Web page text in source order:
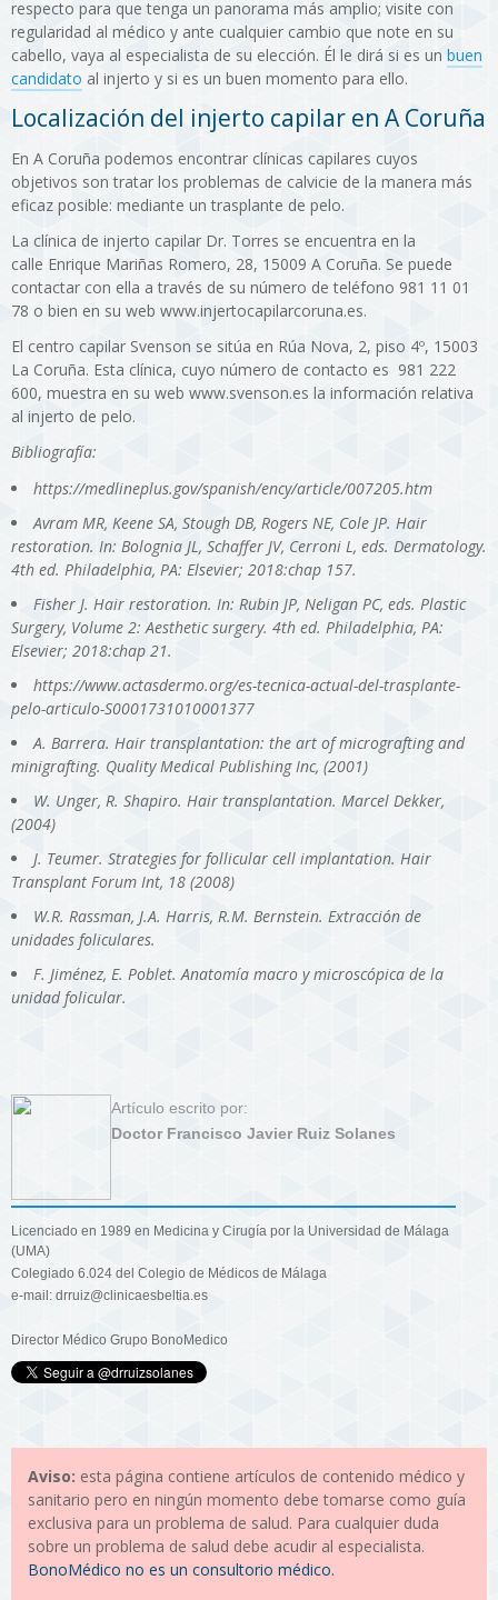
respecto para que tenga un panorama más amplio; visite con
regularidad al médico y ante cualquier cambio que note en su
cabello, vaya al especialista de su elección. Él le dirá si es un buen
candidato al injerto y si es un buen momento para ello.
Localización del injerto capilar en A Coruña
En A Coruña podemos encontrar clínicas capilares cuyos
objetivos son tratar los problemas de calvicie de la manera más
eficaz posible: mediante un trasplante de pelo.
La clínica de injerto capilar Dr. Torres se encuentra en la
calle Enrique Mariñas Romero, 28, 15009 A Coruña. Se puede
contactar con ella a través de su número de teléfono 981 11 01
78 o bien en su web www.injertocapilarcoruna.es.
El centro capilar Svenson se sitúa en Rúa Nova, 2, piso 4º, 15003
La Coruña. Esta clínica, cuyo número de contacto es 981 222
600, muestra en su web www.svenson.es la información relativa
al injerto de pelo.
Bibliografía:
https://medlineplus.gov/spanish/ency/article/007205.htm
Avram MR, Keene SA, Stough DB, Rogers NE, Cole JP. Hair
restoration. In: Bolognia JL, Schaffer JV, Cerroni L, eds. Dermatology.
4th ed. Philadelphia, PA: Elsevier; 2018:chap 157.
Fisher J. Hair restoration. In: Rubin JP, Neligan PC, eds. Plastic
Surgery, Volume 2: Aesthetic surgery. 4th ed. Philadelphia, PA:
Elsevier; 2018:chap 21.
https://www.actasdermo.org/es-tecnica-actual-del-trasplante-
pelo-articulo-S0001731010001377
A. Barrera. Hair transplantation: the art of micrografting and
minigrafting. Quality Medical Publishing Inc, (2001)
W. Unger, R. Shapiro. Hair transplantation. Marcel Dekker,
(2004)
J. Teumer. Strategies for follicular cell implantation. Hair
Transplant Forum Int, 18 (2008)
W.R. Rassman, J.A. Harris, R.M. Bernstein. Extracción de
unidades foliculares.
F. Jiménez, E. Poblet. Anatomía macro y microscópica de la
unidad folicular.
Artículo escrito por:
Doctor Francisco Javier Ruiz Solanes
Licenciado en 1989 en Medicina y Cirugía por la Universidad de Málaga
(UMA)
Colegiado 6.024 del Colegio de Médicos de Málaga
e-mail: drruiz@clinicaesbeltia.es
Director Médico Grupo BonoMedico
Aviso: esta página contiene artículos de contenido médico y
sanitario pero en ningún momento debe tomarse como guía
exclusiva para un problema de salud. Para cualquier duda
sobre un problema de salud debe acudir al especialista.
BonoMédico no es un consultorio médico.